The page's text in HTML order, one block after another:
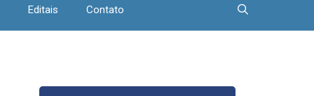
Editais Contato